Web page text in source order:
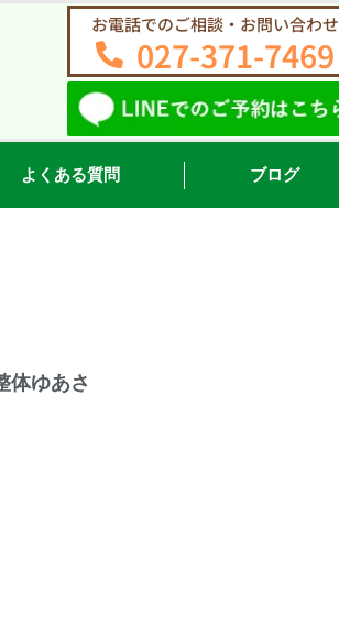
お電話でのご相談・お問い合わせ
027-371-7469
よくある質問 ブログ
体ゆあさ